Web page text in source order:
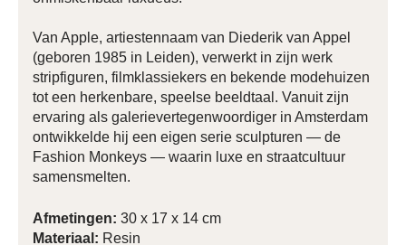
Van Apple, artiestennaam van Diederik van Appel
(geboren 1985 in Leiden), verwerkt in zijn werk
stripfiguren, filmklassiekers en bekende modehuizen
tot een herkenbare, speelse beeldtaal. Vanuit zijn
ervaring als galerievertegenwoordiger in Amsterdam
ontwikkelde hij een eigen serie sculpturen — de
Fashion Monkeys — waarin luxe en straatcultuur
samensmelten.
Afmetingen: 30 x 17 x 14 cm
Materiaal: Resin